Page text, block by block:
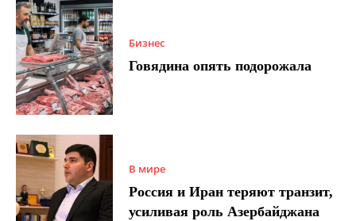
Бизнес
Говядина опять подорожала
В мире
Россия и Иран теряют транзит,
усиливая роль Азербайджана